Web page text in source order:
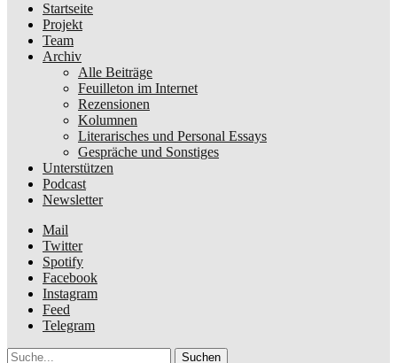
Startseite
Projekt
Team
Archiv
Alle Beiträge
Feuilleton im Internet
Rezensionen
Kolumnen
Literarisches und Personal Essays
Gespräche und Sonstiges
Unterstützen
Podcast
Newsletter
Mail
Twitter
Spotify
Facebook
Instagram
Feed
Telegram
Suche